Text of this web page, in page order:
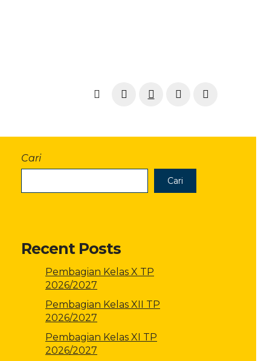
Cari
Cari
Recent Posts
Pembagian Kelas X TP
2026/2027
Pembagian Kelas XII TP
2026/2027
Pembagian Kelas XI TP
2026/2027